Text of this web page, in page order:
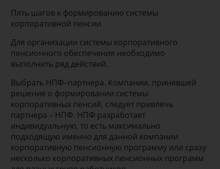
Пять шагов к формированию системы
корпоративной пенсии
Для организации системы корпоративного
пенсионного обеспечения необходимо
выполнить ряд действий.
Выбрать НПФ–партнера. Компании, принявшей
решение о формировании системы
корпоративных пенсий, следует привлечь
партнера – НПФ. НПФ разработает
индивидуальную, то есть максимально
подходящую именно для данной компании
корпоративную пенсионную программу или сразу
несколько корпоративных пенсионных программ